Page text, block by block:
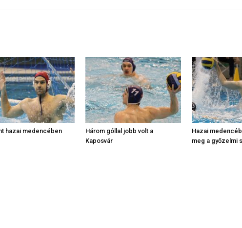
hazai medencében
Három góllal jobb volt a
Kaposvár
Hazai
meg a győzelmi